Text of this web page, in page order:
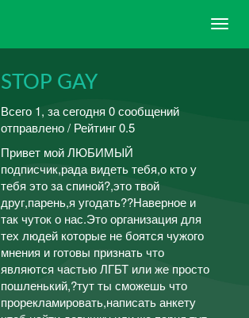
STOP GAY
Всего 1, за сегодня 0 сообщений
отправлено / Рейтинг 0.5
Привет мой ЛЮБИМЫЙ
подписчик,рада видеть тебя,о кто у
тебя это за спиной?,это твой
друг,парень,я угодать??Наверное и
так чуток о нас.Это организация для
тех людей которые не боятся чужого
мнения и готовы признать что
являются частью ЛГБТ или же просто
пошленький,?тут ты сможешь что
прорекламировать,написать анкету